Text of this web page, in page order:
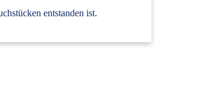
entstanden ist.